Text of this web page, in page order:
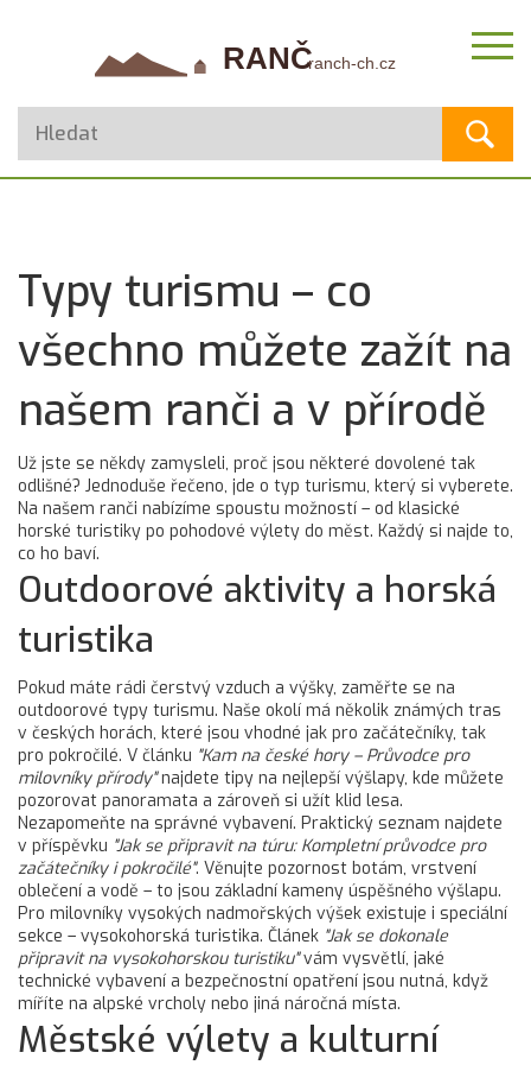
Typy turismu – co
všechno můžete zažít na
našem ranči a v přírodě
Už jste se někdy zamysleli, proč jsou některé dovolené tak
odlišné? Jednoduše řečeno, jde o typ turismu, který si vyberete.
Na našem ranči nabízíme spoustu možností – od klasické
horské turistiky po pohodové výlety do měst. Každý si najde to,
co ho baví.
Outdoorové aktivity a horská
turistika
Pokud máte rádi čerstvý vzduch a výšky, zaměřte se na
outdoorové typy turismu. Naše okolí má několik známých tras
v českých horách, které jsou vhodné jak pro začátečníky, tak
pro pokročilé. V článku "Kam na české hory – Průvodce pro
milovníky přírody"najdete tipy na nejlepší výšlapy, kde můžete
pozorovat panoramata a zároveň si užít klid lesa.
Nezapomeňte na správné vybavení. Praktický seznam najdete
v příspěvku "Jak se připravit na túru: Kompletní průvodce pro
začátečníky i pokročilé". Věnujte pozornost botám, vrstvení
oblečení a vodě – to jsou základní kameny úspěšného výšlapu.
Pro milovníky vysokých nadmořských výšek existuje i speciální
sekce – vysokohorská turistika. Článek "Jak se dokonale
připravit na vysokohorskou turistiku"vám vysvětlí, jaké
technické vybavení a bezpečnostní opatření jsou nutná, když
míříte na alpské vrcholy nebo jiná náročná místa.
Městské výlety a kulturní